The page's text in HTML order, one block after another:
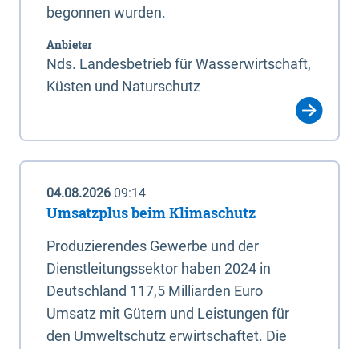
begonnen wurden.
Anbieter
Nds. Landesbetrieb für Wasserwirtschaft,
Küsten und Naturschutz
04.08.2026 09:14
Umsatzplus beim Klimaschutz
Produzierendes Gewerbe und der
Dienstleitungssektor haben 2024 in
Deutschland 117,5 Milliarden Euro
Umsatz mit Gütern und Leistungen für
den Umweltschutz erwirtschaftet. Die